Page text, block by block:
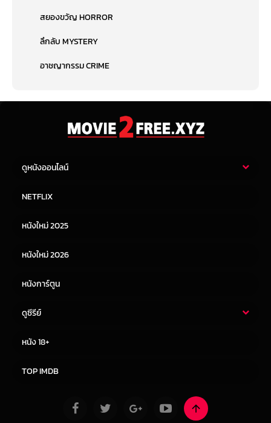
สยองขวัญ HORROR
ลึกลับ MYSTERY
อาชญากรรม CRIME
ดูหนังออนไลน์
หนังจีน
NETFLIX
หนังใหม่ 2025
หนังใหม่ 2026
หนังการ์ตูน
ดูซีรีย์
หนัง 18+
TOP IMDB